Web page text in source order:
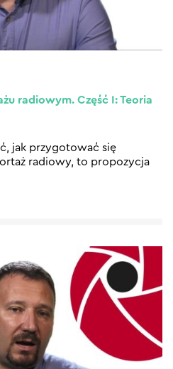
radiowym. Część I: Teoria
jak przygotować się
radiowy, to propozycja